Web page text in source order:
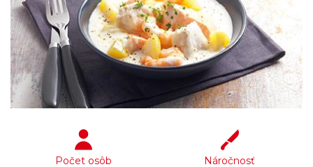
Počet osôb Náročnosť